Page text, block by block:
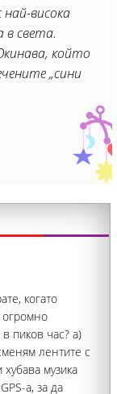
висока
света.
който
„сини
когато
пиков час? а)
лентите с
музика
а, за да